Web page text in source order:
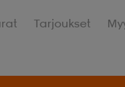
Tarjoukset